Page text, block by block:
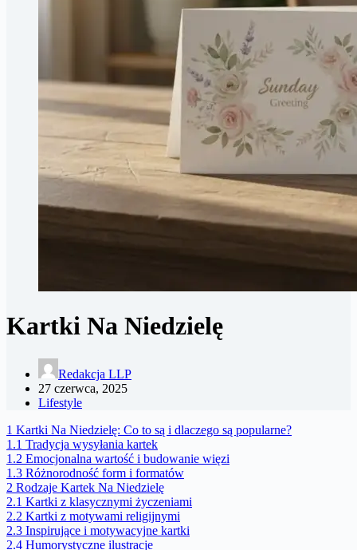
Kartki Na Niedzielę
Redakcja LLP
27 czerwca, 2025
Lifestyle
1 Kartki Na Niedzielę: Co to są i dlaczego są popularne?
1.1 Tradycja wysyłania kartek
1.2 Emocjonalna wartość i budowanie więzi
1.3 Różnorodność form i formatów
2 Rodzaje Kartek Na Niedzielę
2.1 Kartki z klasycznymi życzeniami
2.2 Kartki z motywami religijnymi
2.3 Inspirujące i motywacyjne kartki
2.4 Humorystyczne ilustracje